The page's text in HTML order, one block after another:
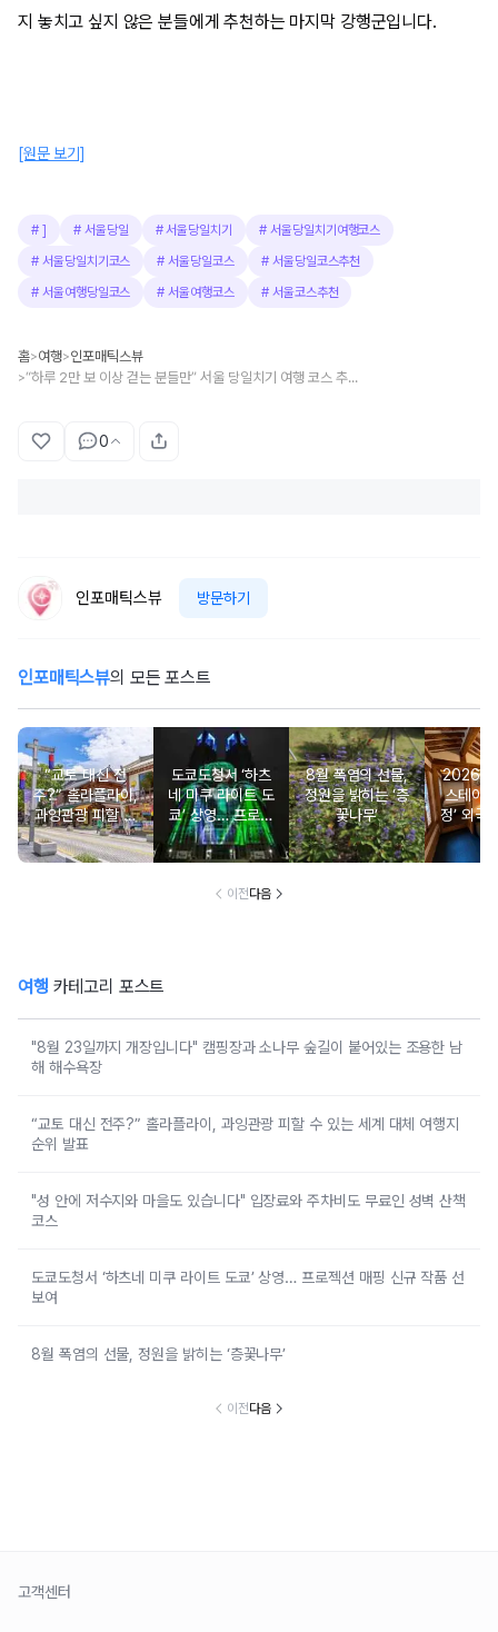
지 놓치고 싶지 않은 분들에게 추천하는 마지막 강행군입니다.
[원문 보기]
# ] # 서울당일 #서울당일치기 # 서울당일치기여행코스
# 서울당일치기코스 #서울당일코스 # 서울당일코스추천
# 서울여행당일코스 #서울여행코스 # 서울코스추천
홈>여행>인포매틱스뷰
> “하루 2만 보 이상 걷는 분들만” 서울 당일치기 여행 코스 추천 TOP 5
0
인포매틱스뷰 방문하기
인포매틱스뷰의 모든 포스트
“교토 대신 전
주?” 홀라플라이,
과잉관광 피할 수
있는 세계 대체 여
행지 순위 발표
도쿄도청서 ‘하츠
네 미쿠 라이트 도
쿄’ 상영… 프로젝
션 매핑 신규 작품
선보여
8월 폭염의 선물,
정원을 밝히는 ‘층
꽃나무’
2026 우
스테이
정’ 외국
도 ‘서울
이전다음
여행 카테고리 포스트
"8월 23일까지 개장입니다" 캠핑장과 소나무 숲길이 붙어있는 조용한 남
해 해수욕장
“교토 대신 전주?” 홀라플라이, 과잉관광 피할 수 있는 세계 대체 여행지
순위 발표
"성 안에 저수지와 마을도 있습니다" 입장료와 주차비도 무료인 성벽 산책
코스
도쿄도청서 ‘하츠네 미쿠 라이트 도쿄’ 상영… 프로젝션 매핑 신규 작품 선
보여
8월 폭염의 선물, 정원을 밝히는 ‘층꽃나무’
이전다음
고객센터